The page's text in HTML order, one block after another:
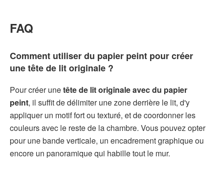
FAQ
Comment utiliser du papier peint pour créer
une tête de lit originale ?
Pour créer unetête de lit originale avec du papier
peint, il suffit de délimiter une zone derrière le lit, d'y
appliquer un motif fort ou texturé, et de coordonner les
couleurs avec le reste de la chambre. Vous pouvez opter
pour une bande verticale, un encadrement graphique ou
encore un panoramique qui habille tout le mur.